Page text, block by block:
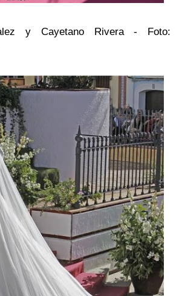
y Cayetano Rivera - Foto: